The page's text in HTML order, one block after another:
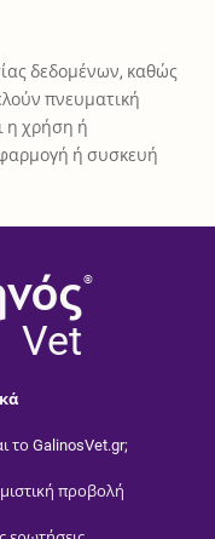
δεδομένων, καθώς
πνευματική
η χρήση ή
ή συσκευή
®
Vet
το GalinosVet.gr;
προβολή